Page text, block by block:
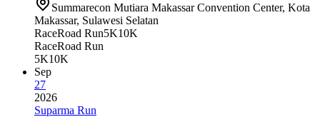
Summarecon Mutiara Makassar Convention Center, Kota
Makassar, Sulawesi Selatan
RaceRoad Run5K10K
RaceRoad Run
5K10K
Sep
27
2026
Suparma Run